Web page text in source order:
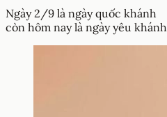
Ngày 2/9 là ngày quốc khánh
còn hôm nay là ngày yêu khánh